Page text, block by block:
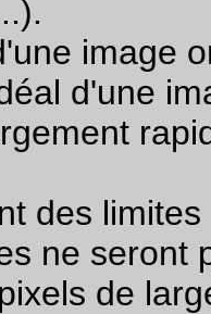
image
d'une
des
ne seront
de